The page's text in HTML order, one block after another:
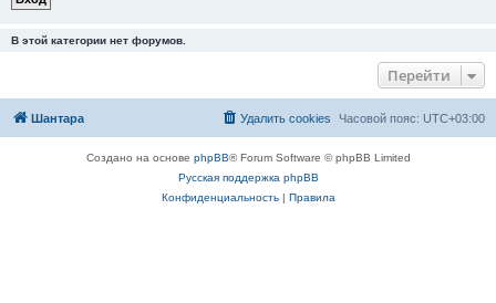
В этой категории нет форумов.
Перейти
Шантара Часовой пояс: UTC+03:00
Удалить cookies
Создано на основе phpBB® Forum Software © phpBB Limited
Русская поддержка phpBB
Конфиденциальность| Правила